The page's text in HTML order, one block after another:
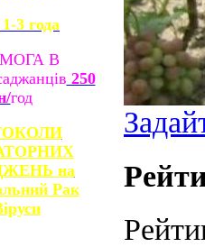
3 года
В
250
год
на
Рак